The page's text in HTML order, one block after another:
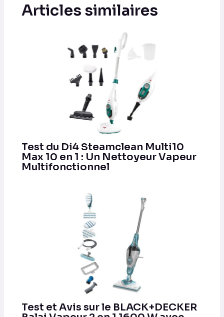
Articles similaires
Test du Di4 Steamclean Multi10
Max 10 en 1 : Un Nettoyeur Vapeur
Multifonctionnel
Test et Avis sur le BLACK+DECKER